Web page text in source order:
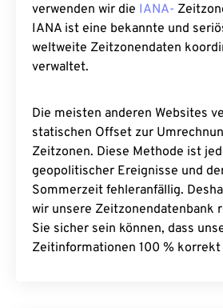
verwenden wir die IANA-
IANA ist eine bekannte und
weltweite Zeitzonendaten
verwaltet.
Die meisten anderen Websites
statischen Offset zur
Zeitzonen. Diese Methode ist
geopolitischer Ereignisse und
Sommerzeit fehleranfällig.
wir unsere Zeitzonendatenbank
Sie sicher sein können, dass
Zeitinformationen 100 % korrekt